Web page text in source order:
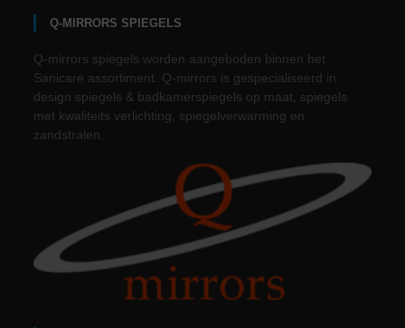
Q-MIRRORS SPIEGELS
Q-mirrors spiegels worden aangeboden binnen het
Sanicare assortiment. Q-mirrors is gespecialiseerd in
design spiegels & badkamerspiegels op maat, spiegels
met kwaliteits verlichting, spiegelverwarming en
zandstralen.